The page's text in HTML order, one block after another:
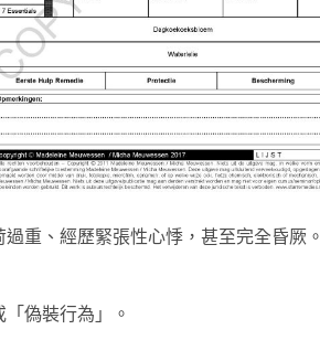
重、經歷緊張性心悸，甚至完全昏厥。
偽裝行為」。